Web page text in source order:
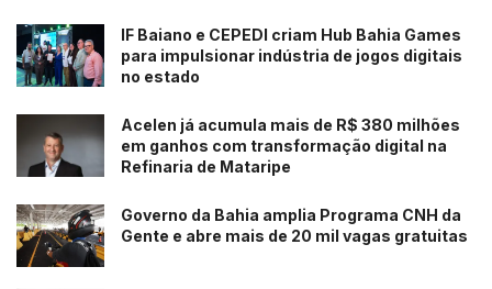
IF Baiano e CEPEDI criam Hub Bahia Games
para impulsionar indústria de jogos digitais
no estado
Acelen já acumula mais de R$ 380 milhões
em ganhos com transformação digital na
Refinaria de Mataripe
Governo da Bahia amplia Programa CNH da
Gente e abre mais de 20 mil vagas gratuitas